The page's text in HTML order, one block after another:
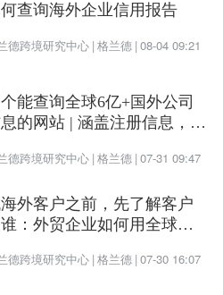
查询海外企业信用报告
德跨境研究中心 | 格兰德 | 08-04 09:21
能查询全球6亿+国外公司
的网站 | 涵盖注册信息，股
德跨境研究中心 | 格兰德 | 07-31 09:47
外客户之前，先了解客户
：外贸企业如何用全球企
德跨境研究中心 | 格兰德 | 07-30 16:07